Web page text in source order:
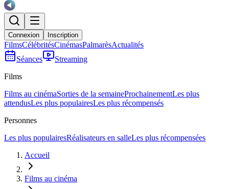
Connexion Inscription
FilmsCélébritésCinémasPalmarèsActualités
Séances
Streaming
Films
Films au cinémaSorties de la semaineProchainementLes plus
attendusLes plus populairesLes plus récompensés
Personnes
Les plus populairesRéalisateurs en salleLes plus récompensées
Accueil
Films au cinéma